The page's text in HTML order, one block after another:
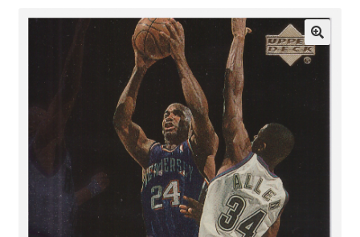
Panier
Validation de la commande